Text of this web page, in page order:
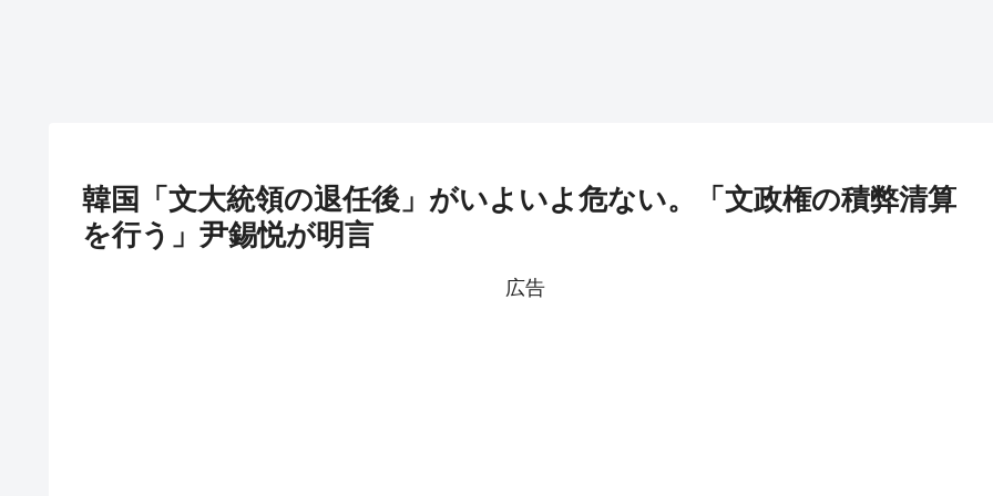
韓国「文大統領の退任後」がいよいよ危ない。「文政権の積弊清算
を行う」尹錫悦が明言
広告